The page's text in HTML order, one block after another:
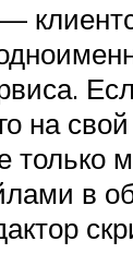
на
только
в